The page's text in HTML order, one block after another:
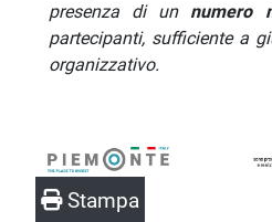
presenza di un numero
partecipanti, sufficiente a
organizzativo.
Stampa